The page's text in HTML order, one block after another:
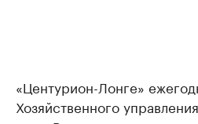
«Центурион-Лонге»
Хозяйственного